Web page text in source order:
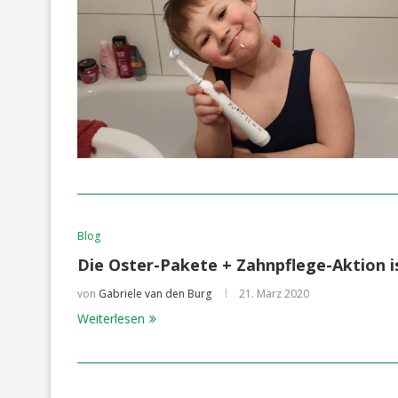
Blog
Die Oster-Pakete + Zahnpflege-Aktion
von Gabriele van den Burg 21. März 2020
Weiterlesen